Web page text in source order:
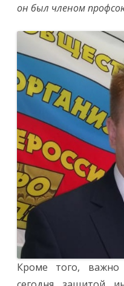
он был членом
Кроме того,